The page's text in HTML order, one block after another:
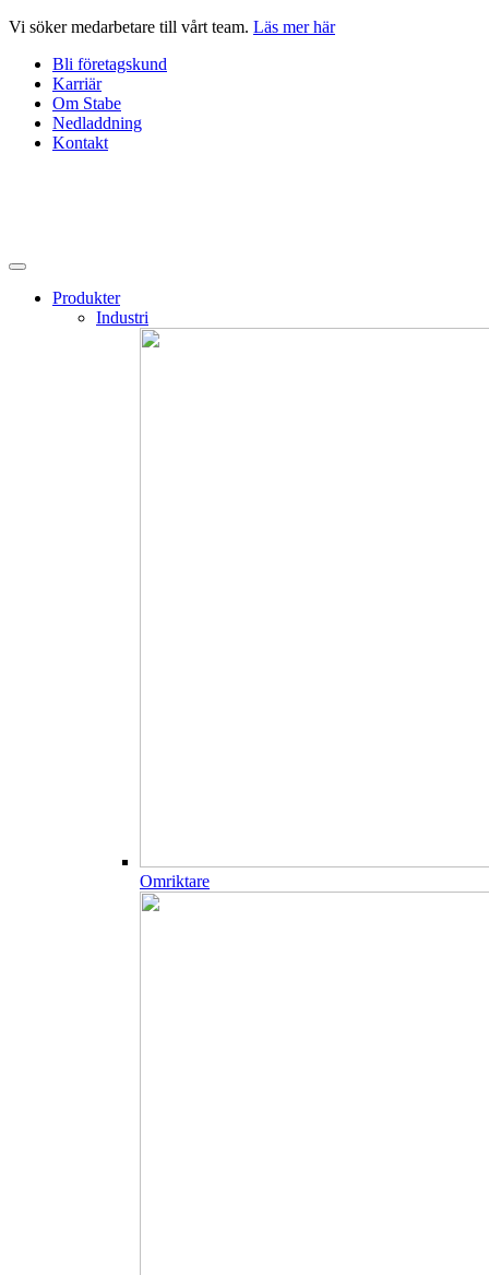
Hoppa
innehåll
Vi söker medarbetare till vårt team. Läs mer här
Bli företagskund
Karriär
Om Stabe
Nedladdning
Kontakt
Produkter
Industri
Omriktare